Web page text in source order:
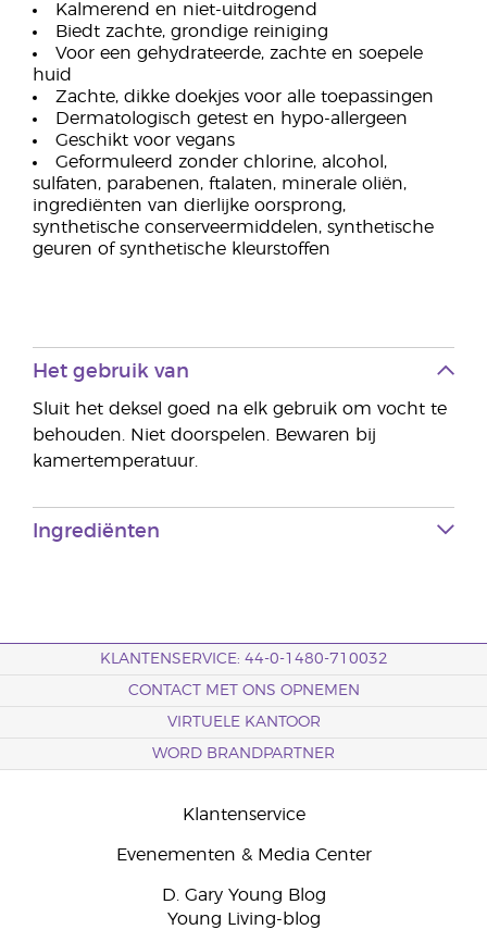
Kalmerend en niet-uitdrogend
Biedt zachte, grondige reiniging
Voor een gehydrateerde, zachte en soepele
huid
Zachte, dikke doekjes voor alle toepassingen
Dermatologisch getest en hypo-allergeen
Geschikt voor vegans
Geformuleerd zonder chlorine, alcohol,
sulfaten, parabenen, ftalaten, minerale oliën,
ingrediënten van dierlijke oorsprong,
synthetische conserveermiddelen, synthetische
geuren of synthetische kleurstoffen
Het gebruik van
Sluit het deksel goed na elk gebruik om vocht te
behouden. Niet doorspelen. Bewaren bij
kamertemperatuur.
Ingrediënten
KLANTENSERVICE: 44-0-1480-710032
CONTACT MET ONS OPNEMEN
VIRTUELE KANTOOR
WORD BRANDPARTNER
Klantenservice
Evenementen & Media Center
D. Gary Young Blog
Young Living-blog